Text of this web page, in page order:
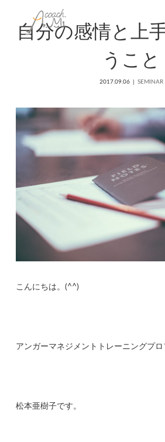
自分の感情と上
うこと
2017.09.06 SEMINAR
こんにちは。(^^)
アンガーマネジメントトレーニングプ
松本亜樹子です。